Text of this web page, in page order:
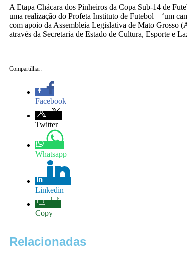
A Etapa Chácara dos Pinheiros da Copa Sub-14 de
uma realização do Profeta Instituto de Futebol – ‘um
com apoio da Assembleia Legislativa de Mato Grosso
através da Secretaria de Estado de Cultura, Esporte e
Compartilhar:
Facebook
Twitter
Whatsapp
Linkedin
Copy
Relacionadas